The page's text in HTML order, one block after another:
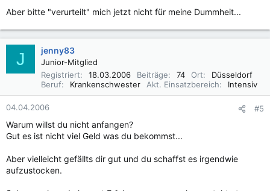
Aber bitte "verurteilt" mich jetzt nicht für meine Dummheit...
J jenny83
Junior-Mitglied
Registriert
18.03.2006 Beiträge 74 Ort
Düsseldorf
Beruf
Krankenschwester Akt. Einsatzbereich Intensiv
04.04.2006 #5
Warum willst du nicht anfangen?
Gut es ist nicht viel Geld was du bekommst...
Aber vielleicht gefällts dir gut und du schaffst es irgendwie
aufzustocken.